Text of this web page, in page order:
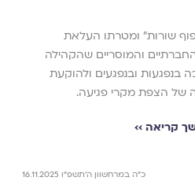
שורות״ ומטרתו העלאת
והמוסריים שהקהילה
ובנפגעים ולהוקעת
של הצפת מקרי פגיעה.
קריאה ››
כ״ה במרחשוון ה׳תשפ״ו 16.11.2025